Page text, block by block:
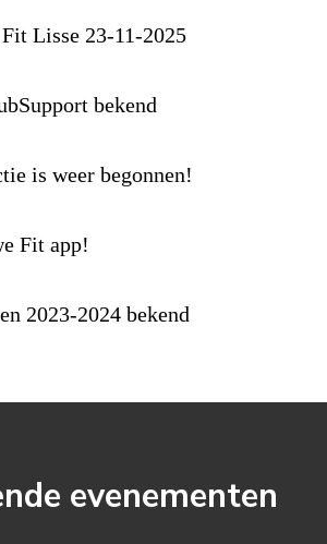
Lisse 23-11-2025
bekend
is weer begonnen!
Fit app!
2023-2024 bekend
evenementen